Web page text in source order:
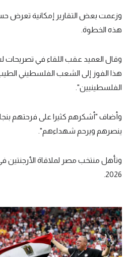
أقسام خاصة
Gamers
تحقيق في الجول
تقرير في الجول
تحليل في الجول
حكايات في الجول
فيديو في الجول
وزعمت بعض التقارير إمكانية
هذه الخطوة.
هذا الفوز إلى الشعب الفلسطيني
الفلسطينيين".
وأضاف "أشكرهم كثيرا على فرحتهم
ينصرهم ويرحم شهداءهم".
وتأهل منتخب مصر لملاقاة الأرجنتين
2026.